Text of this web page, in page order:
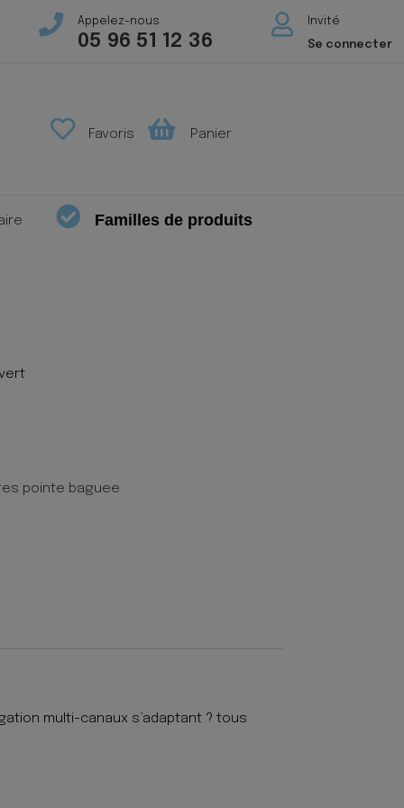
Appelez-nous
05 96 51 12 36
Invité
Se connecter
Favoris Panier
Familles de produits
pointe baguee
multi-canaux s’adaptant ? tous